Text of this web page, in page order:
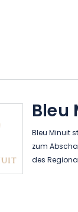
Bleu
Bleu Minuit
zum
des